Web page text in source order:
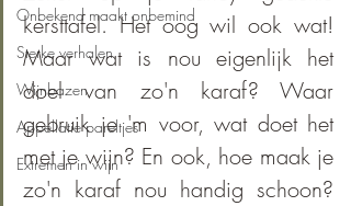
Onbekend maakt onbemind
Sterke verhalen
Wijnbazen
Appellatie pareltjes
Extremen in wijn
kersttafel. Het oog wil ook wat!
Maar wat is nou eigenlijk het
doel van zo'n karaf? Waar
gebruik je 'm voor, wat doet het
met je wijn? En ook, hoe maak je
zo'n karaf nou handig schoon?